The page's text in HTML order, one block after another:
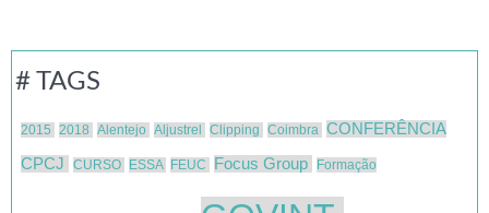
# TAGS
2015 2018 Alentejo Aljustrel Clipping Coimbra CONFERÊNCIA
CPCJ
CURSO ESSA FEUC Focus Group Formação